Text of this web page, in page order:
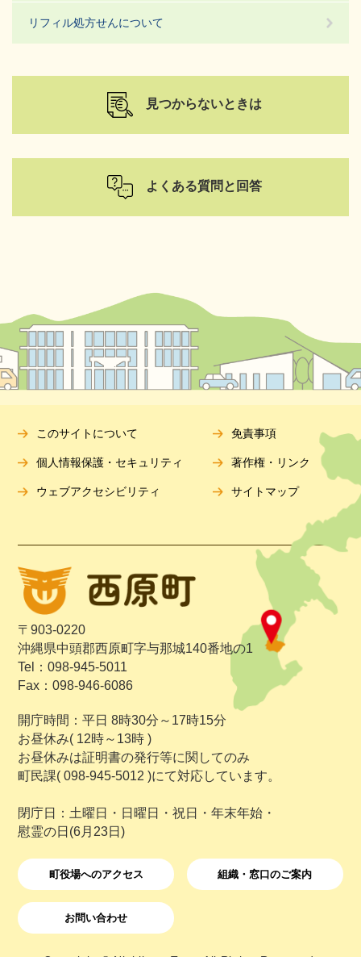
リフィル処方せんについて
見つからないときは
よくある質問と回答
〒903-0220
沖縄県中頭郡西原町字与那城140番地の1
Tel：098-945-5011
Fax：098-946-6086
開庁時間：平日 8時30分～17時15分
お昼休み( 12時～13時 )
お昼休みは証明書の発行等に関してのみ
町民課( 098-945-5012 )にて対応しています。
閉庁日：土曜日・日曜日・祝日・年末年始・
慰霊の日(6月23日)
町役場へのアクセス 組織・窓口のご案内
お問い合わせ
このサイトについて 免責事項
個人情報保護・セキュリティ 著作権・リンク
ウェブアクセシビリティ サイトマップ